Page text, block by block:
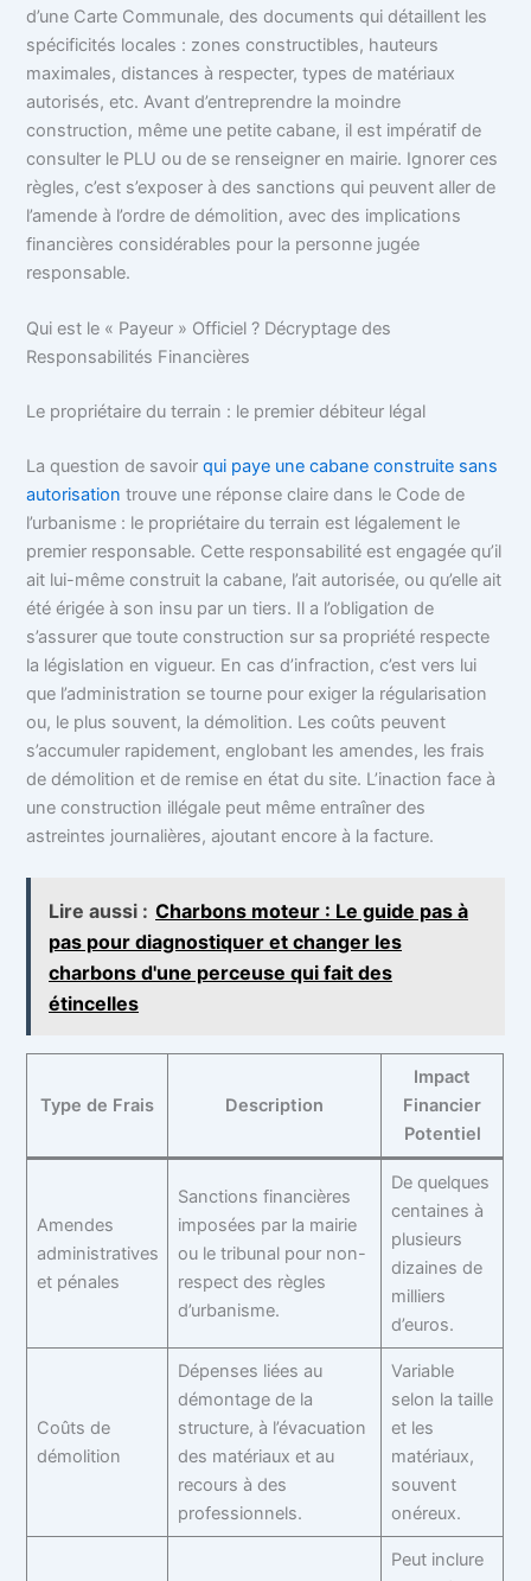
d’une Carte Communale, des documents qui détaillent les
spécificités locales : zones constructibles, hauteurs
maximales, distances à respecter, types de matériaux
autorisés, etc. Avant d’entreprendre la moindre
construction, même une petite cabane, il est impératif de
consulter le PLU ou de se renseigner en mairie. Ignorer ces
règles, c’est s’exposer à des sanctions qui peuvent aller de
l’amende à l’ordre de démolition, avec des implications
financières considérables pour la personne jugée
responsable.
Qui est le « Payeur » Officiel ? Décryptage des
Responsabilités Financières
Le propriétaire du terrain : le premier débiteur légal
La question de savoirqui paye une cabane construite sans
autorisation trouve une réponse claire dans le Code de
l’urbanisme : le propriétaire du terrain est légalement le
premier responsable. Cette responsabilité est engagée qu’il
ait lui-même construit la cabane, l’ait autorisée, ou qu’elle ait
été érigée à son insu par un tiers. Il a l’obligation de
s’assurer que toute construction sur sa propriété respecte
la législation en vigueur. En cas d’infraction, c’est vers lui
que l’administration se tourne pour exiger la régularisation
ou, le plus souvent, la démolition. Les coûts peuvent
s’accumuler rapidement, englobant les amendes, les frais
de démolition et de remise en état du site. L’inaction face à
une construction illégale peut même entraîner des
astreintes journalières, ajoutant encore à la facture.
Lire aussi : Charbons moteur : Le guide pas à
pas pour diagnostiquer et changer les
charbons d'une perceuse qui fait des
étincelles
Type de Frais Description
Impact
Financier
Potentiel
Amendes
administratives
et pénales
Sanctions financières
imposées par la mairie
ou le tribunal pour non-
respect des règles
d’urbanisme.
De quelques
centaines à
plusieurs
dizaines de
milliers
d’euros.
Coûts de
démolition
Dépenses liées au
démontage de la
structure, à l’évacuation
des matériaux et au
recours à des
professionnels.
Variable
selon la taille
et les
matériaux,
souvent
onéreux.
Peut inclure